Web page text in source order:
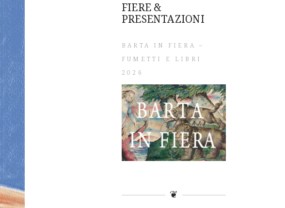
FIERE &
PRESENTAZIONI
BARTA IN FIERA –
FUMETTI E LIBRI
2026
❦